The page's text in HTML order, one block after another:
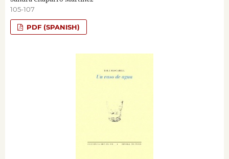
105-107
PDF (SPANISH)